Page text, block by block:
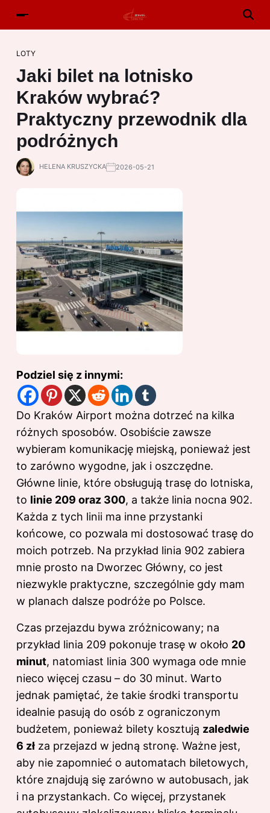
LOTY
Jaki bilet na lotnisko
Kraków wybrać?
Praktyczny przewodnik dla
podróżnych
HELENA KRUSZYCKA 2026-05-21
Podziel się z innymi:
Do Kraków Airport można dotrzeć na kilka
różnych sposobów. Osobiście zawsze
wybieram komunikację miejską, ponieważ jest
to zarówno wygodne, jak i oszczędne.
Główne linie, które obsługują trasę do lotniska,
to linie 209 oraz 300, a także linia nocna 902.
Każda z tych linii ma inne przystanki
końcowe, co pozwala mi dostosować trasę do
moich potrzeb. Na przykład linia 902 zabiera
mnie prosto na Dworzec Główny, co jest
niezwykle praktyczne, szczególnie gdy mam
w planach dalsze podróże po Polsce.
Czas przejazdu bywa zróżnicowany; na
przykład linia 209 pokonuje trasę w około 20
minut, natomiast linia 300 wymaga ode mnie
nieco więcej czasu – do 30 minut. Warto
jednak pamiętać, że takie środki transportu
idealnie pasują do osób z ograniczonym
budżetem, ponieważ bilety kosztują zaledwie
6 zł za przejazd w jedną stronę. Ważne jest,
aby nie zapomnieć o automatach biletowych,
które znajdują się zarówno w autobusach, jak
i na przystankach. Co więcej, przystanek